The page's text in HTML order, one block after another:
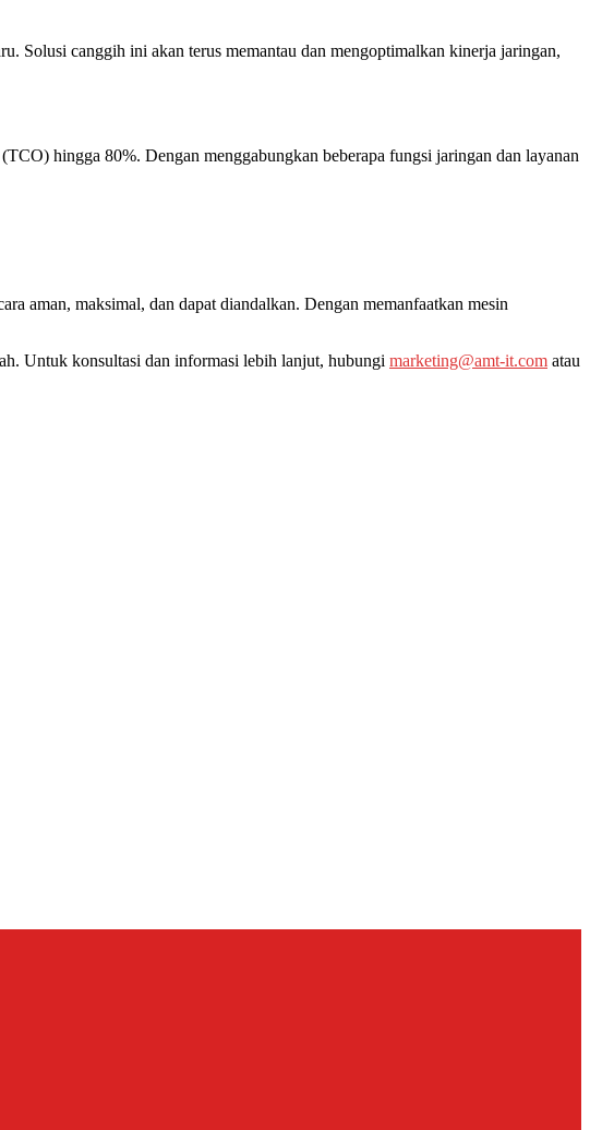
Solusi canggih ini akan terus memantau dan mengoptimalkan kinerja jaringan,
hingga 80%. Dengan menggabungkan beberapa fungsi jaringan dan layanan
aman, maksimal, dan dapat diandalkan. Dengan memanfaatkan mesin
Untuk konsultasi dan informasi lebih lanjut, hubungi marketing@amt-it.com atau